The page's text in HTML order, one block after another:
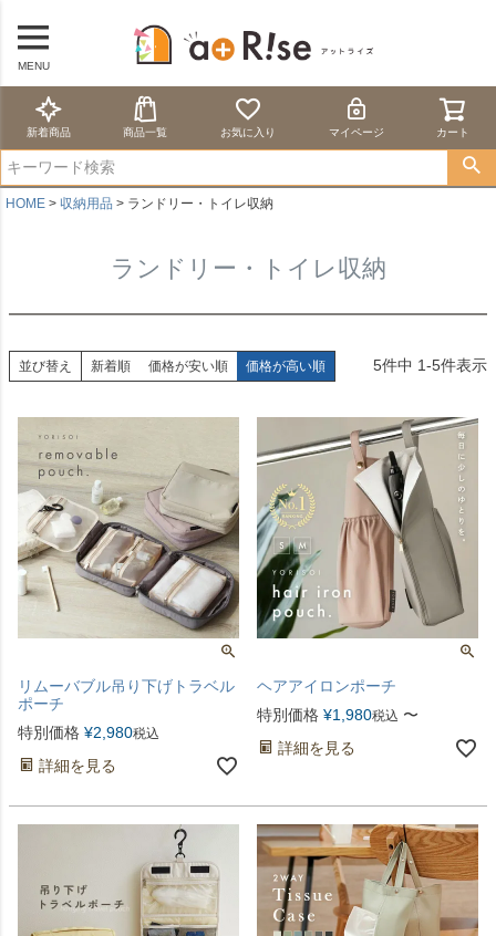
MENU
新着商品 商品一覧 お気に入り マイページ カート
HOME 収納用品 ランドリー・トイレ収納
ランドリー・トイレ収納
並び替え 新着順 価格が安い順 価格が高い順 5件中 1-5件表示
リムーバブル吊り下げトラベル
ポーチ
特別価格 ¥2,980税込
詳細を見る
ヘアアイロンポーチ
特別価格 ¥1,980税込 〜
詳細を見る